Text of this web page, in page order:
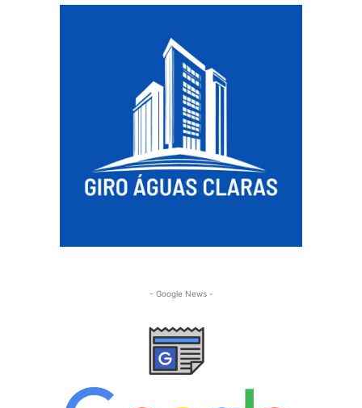
- Google News -